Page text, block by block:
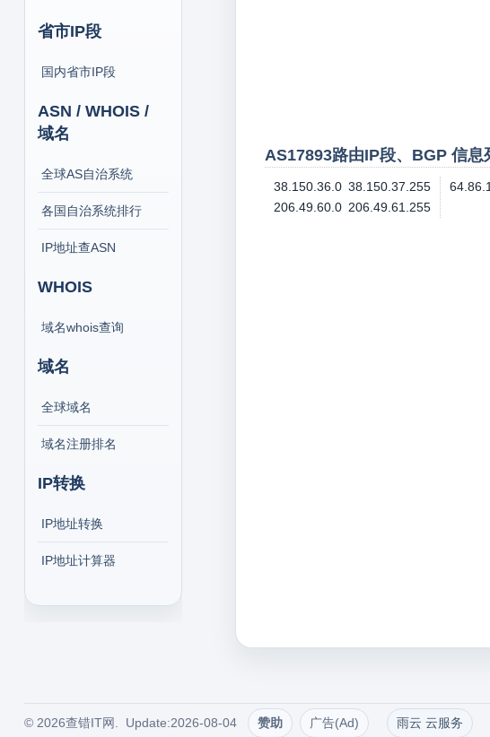
省市IP段
国内省市IP段
ASN / WHOIS /
域名
全球AS自治系统
各国自治系统排行
IP地址查ASN
WHOIS
域名whois查询
域名
全球域名
域名注册排名
IP转换
IP地址转换
IP地址计算器
AS17893路由IP段、BGP 信息
38.150.36.0 38.150.37.255
206.49.60.0 206.49.61.255
© 2026查错IT网. Update:2026-08-04 赞助 广告(Ad) 雨云 云服务